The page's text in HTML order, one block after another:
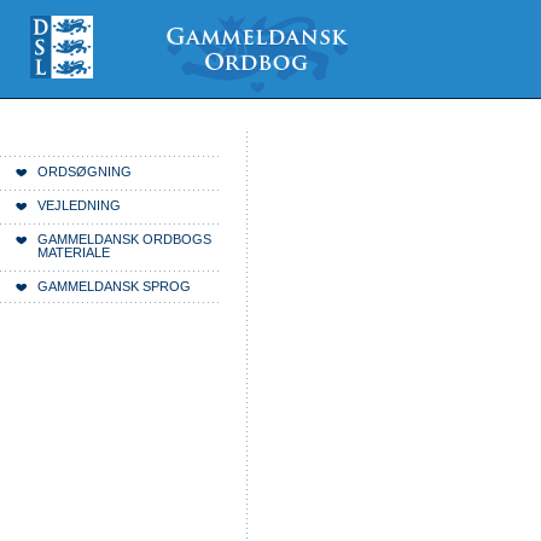
indhold
Videre
værktøjer
ORDSØGNING
VEJLEDNING
GAMMELDANSK ORDBOGS
MATERIALE
GAMMELDANSK SPROG